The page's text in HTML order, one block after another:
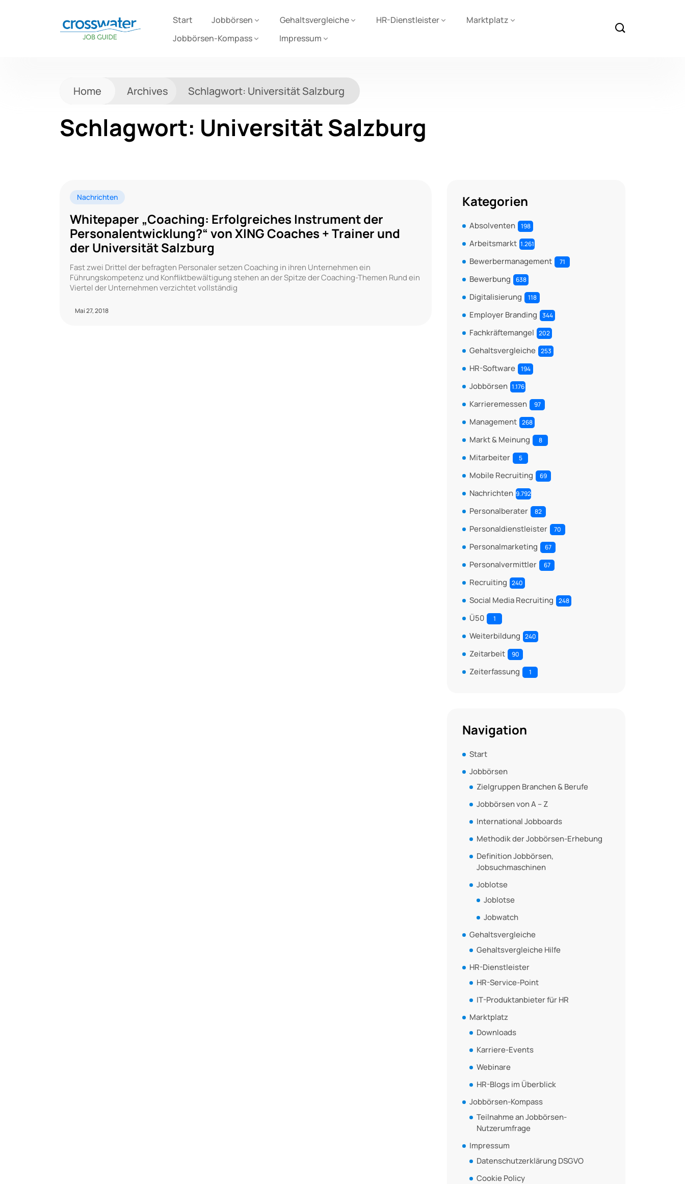
Start Jobbörsen Gehaltsvergleiche HR-Dienstleister
Marktplatz
Jobbörsen-Kompass
Impressum
Home Archives Schlagwort: Universität Salzburg
Schlagwort: Universität Salzburg
Nachrichten
Whitepaper „Coaching: Erfolgreiches Instrument der
Personalentwicklung?“ von XING Coaches + Trainer und
der Universität Salzburg
Fast zwei Drittel der befragten Personaler setzen Coaching in ihren Unternehmen ein
Führungskompetenz und Konfliktbewältigung stehen an der Spitze der Coaching-Themen Rund ein
Viertel der Unternehmen verzichtet vollständig
Mai 27, 2018
Kategorien
Absolventen 198
Arbeitsmarkt 1.261
Bewerbermanagement 71
Bewerbung 638
Digitalisierung 118
Employer Branding 344
Fachkräftemangel 202
Gehaltsvergleiche 253
HR-Software 194
Jobbörsen 1.176
Karrieremessen 97
Management 268
Markt & Meinung 8
Mitarbeiter 5
Mobile Recruiting 69
Nachrichten 9.792
Personalberater 82
Personaldienstleister 70
Personalmarketing 67
Personalvermittler 67
Recruiting 240
Social Media Recruiting 248
Ü50 1
Weiterbildung 240
Zeitarbeit 90
Zeiterfassung 1
Navigation
Start
Jobbörsen
Zielgruppen Branchen & Berufe
Jobbörsen von A – Z
International Jobboards
Methodik der Jobbörsen-Erhebung
Definition Jobbörsen,
Jobsuchmaschinen
Joblotse
Joblotse
Jobwatch
Gehaltsvergleiche
Gehaltsvergleiche Hilfe
HR-Dienstleister
HR-Service-Point
IT-Produktanbieter für HR
Marktplatz
Downloads
Karriere-Events
Webinare
HR-Blogs im Überblick
Jobbörsen-Kompass
Teilnahme an Jobbörsen-
Nutzerumfrage
Impressum
Datenschutzerklärung DSGVO
Cookie Policy